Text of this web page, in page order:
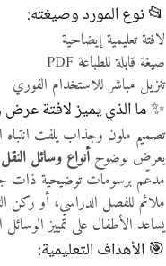
📂 نوع المورد وصيغته:
لافتة تعليمية إيضاحية
صيغة قابلة للطباعة PDF
تنزيل مباشر للاستخدام الفوري
✨ ما الذي يميز لافتة عرض
تصميم ملون وجذاب يلفت انتباه
يعرض بوضوحأنواع وسائل
مدعّم برسومات توضيحية ذات
ملائم للفصل الدراسي، أو ركن
يساعد الأطفال على تمييز
🎯 الأهداف التعليمية: